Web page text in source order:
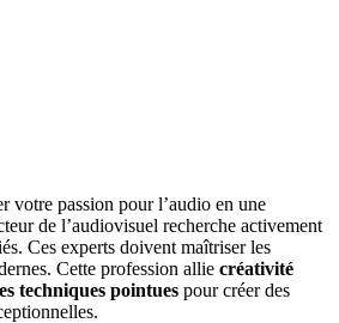
votre passion pour l’audio en une
de l’audiovisuel recherche activement
Ces experts doivent maîtriser les
Cette profession allie créativité
techniques pointues pour créer des